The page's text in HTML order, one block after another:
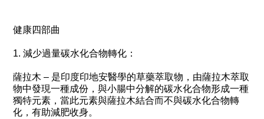
健康四部曲
1. 減少過量碳水化合物轉化：
薩拉木 – 是印度印地安醫學的草藥萃取物，由薩拉木萃取
物中發現一種成份，與小腸中分解的碳水化合物形成一種
獨特元素，當此元素與薩拉木結合而不與碳水化合物轉
化，有助減肥收身。